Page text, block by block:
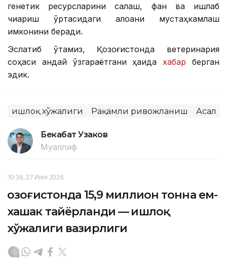
генетик ресурсларини сақлаш, фан ва ишлаб
чиқариш ўртасидаги алоқани мустаҳкамлаш
имконини беради.
Эслатиб ўтамиз, Қозоғистонда ветеринария
соҳаси қандай ўзгараётгани ҳақида хабар берган
эдик.
Қишлоқ хўжалиги Рақамли ривожланиш Асал
Бекабат Узаков
Муаллиф
10:36, 27 Июл 2026
Қозоғистонда 15,9 миллион тонна ем-
хашак тайёрланди — Қишлоқ
хўжалиги вазирлиги